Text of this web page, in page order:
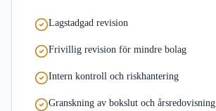
Lagstadgad revision
Frivillig revision för mindre bolag
Intern kontroll och riskhantering
Granskning av bokslut och årsredovisning